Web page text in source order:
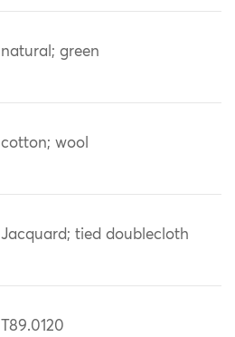
natural; green
cotton; wool
Jacquard; tied doublecloth
T89.0120